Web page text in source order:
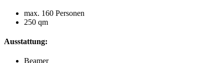
max. 160 Personen
250 qm
Ausstattung:
Beamer